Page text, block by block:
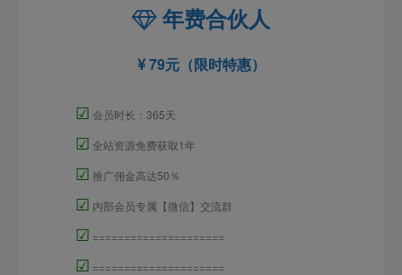
年费合伙人
79元（限时特惠）
☑ 会员时长：365天
☑ 全站资源免费获取1年
☑ 推广佣金高达50％
☑ 内部会员专属【微信】交流群
☑ =====================
☑ =====================